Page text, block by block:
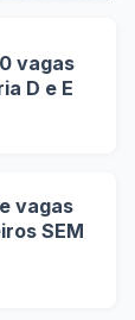
vagas
D e E
vagas
SEM